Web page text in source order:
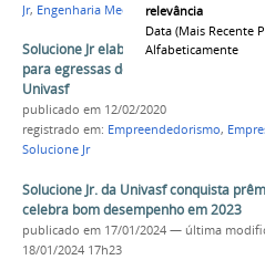
relevância
Data (mais Recente
Alfabeticamente
Jr, Engenharia Mecânica,Engenharia de
Solucione Jr elabora projeto de Trailer
para egressas do curso de Veterinária
Univasf
publicado em 12/02/2020
registrado em: Empreendedorismo,
Solucione Jr
Solucione Jr. da Univasf conquista
celebra bom desempenho em 2023
publicado em 17/01/2024 — última
18/01/2024 17h23